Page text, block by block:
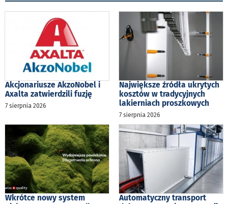
Akcjonariusze AkzoNobel i
Axalta zatwierdzili fuzję
7 sierpnia 2026
Największe źródła ukrytych
kosztów w tradycyjnych
lakierniach proszkowych
7 sierpnia 2026
Wkrótce nowy system
Automatyczny transport